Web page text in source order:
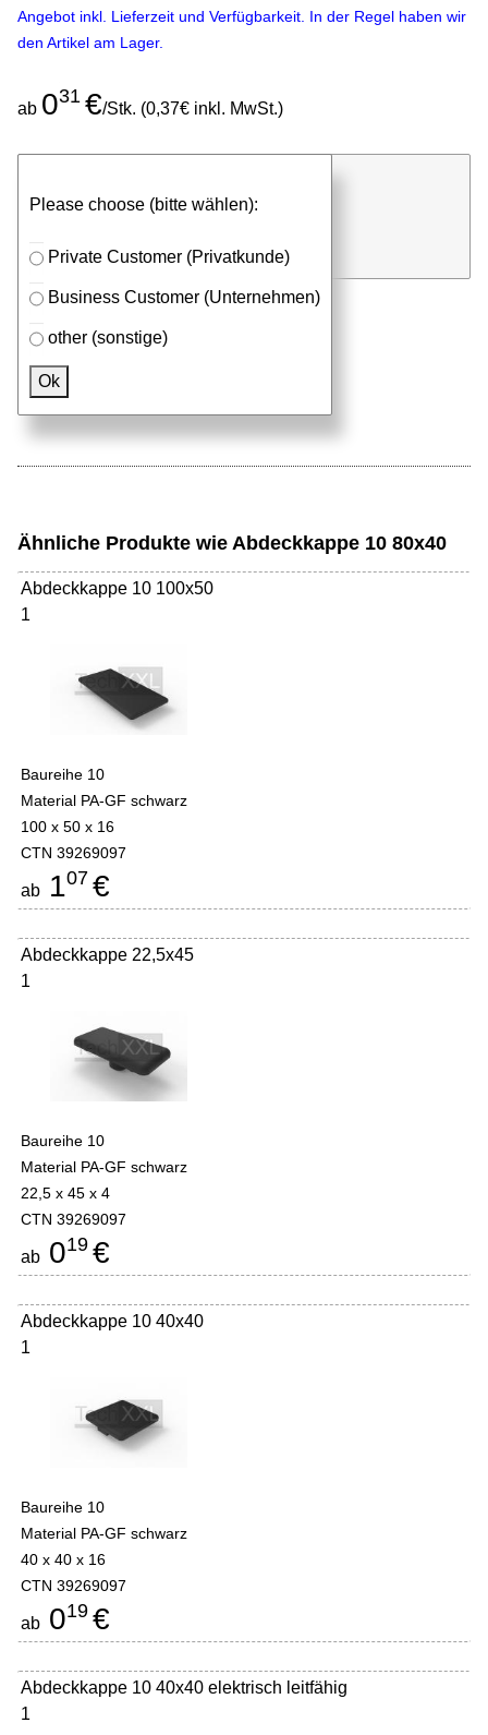
Angebot inkl. Lieferzeit und Verfügbarkeit. In der Regel haben wir
den Artikel am Lager.
ab 031 €/Stk. (0,37€ inkl. MwSt.)
Please choose (bitte wählen):
Private Customer (Privatkunde)
Business Customer (Unternehmen)
other (sonstige)
Ok
⮮
Stk. in Anfrageliste
Passendes Zubehör
Aluprofile
Ähnliche Produkte wie Abdeckkappe 10 80x40
Abdeckkappe 10 100x50
1
Baureihe 10
Material PA-GF schwarz
100 x 50 x 16
CTN 39269097
ab 107 €
Abdeckkappe 22,5x45
1
Baureihe 10
Material PA-GF schwarz
22,5 x 45 x 4
CTN 39269097
ab 019 €
Abdeckkappe 10 40x40
1
Baureihe 10
Material PA-GF schwarz
40 x 40 x 16
CTN 39269097
ab 019 €
Abdeckkappe 10 40x40 elektrisch leitfähig
1